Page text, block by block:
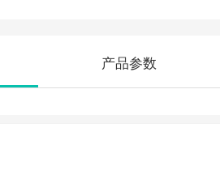
产品参数